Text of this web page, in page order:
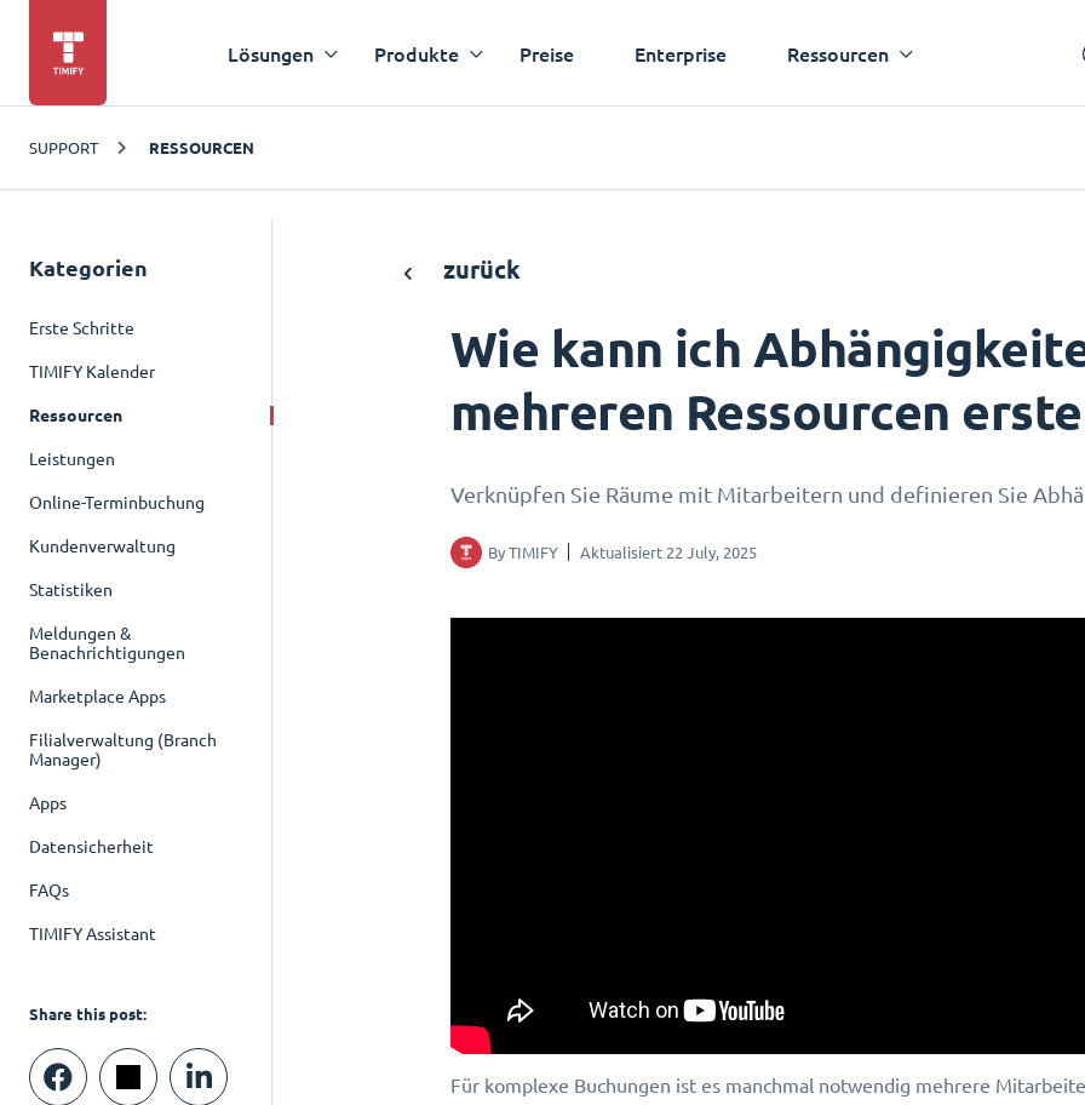
Lösungen Produkte Preise Enterprise Ressourcen
SUPPORT RESSOURCEN
Kategorien
Erste Schritte
TIMIFY Kalender
Ressourcen
Leistungen
Online-Terminbuchung
Kundenverwaltung
Statistiken
Meldungen &
Benachrichtigungen
Marketplace Apps
Filialverwaltung (Branch
Manager)
Apps
Datensicherheit
FAQs
TIMIFY Assistant
Share this post:
zurück
Wie kann ich
mehreren Ressourcen
Verknüpfen Sie Räume mit Mitarbeitern und definieren Sie
By TIMIFY Aktualisiert 22 July, 2025
Für komplexe Buchungen ist es manchmal notwendig mehrere